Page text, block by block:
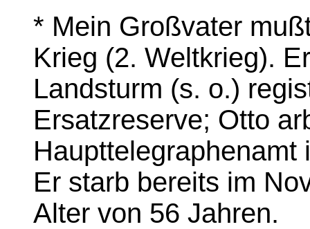
* Mein Großvater
Krieg (2. Weltkrieg).
Landsturm (s. o.)
Ersatzreserve; Otto
Haupttelegraphenamt
Er starb bereits im
Alter von 56 Jahren.